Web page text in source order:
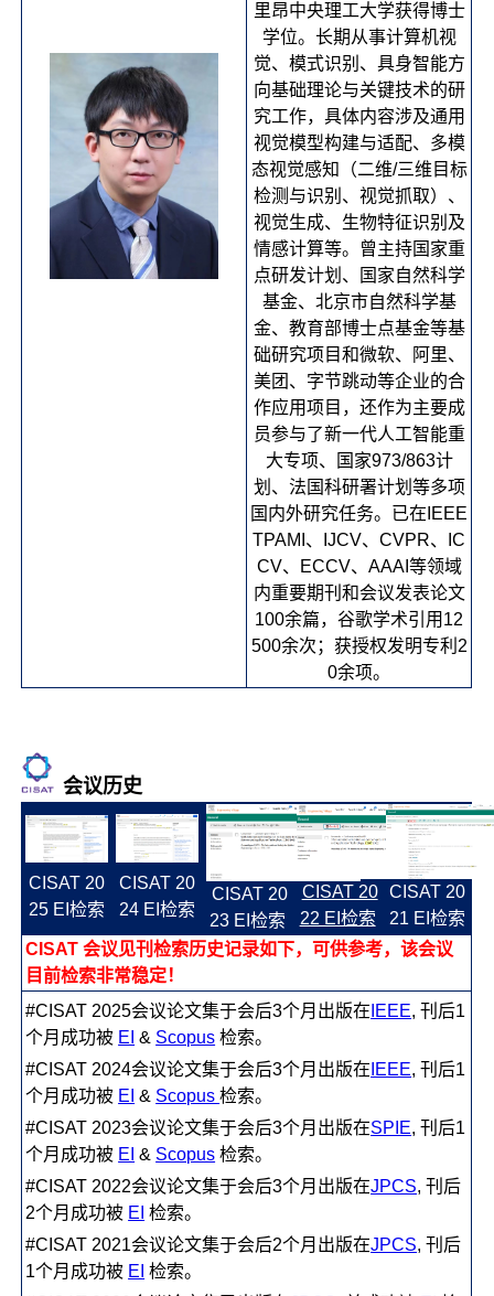
里昂中央理工大学获得博士
学位。长期从事计算机视
觉、模式识别、具身智能方
向基础理论与关键技术的研
究工作，具体内容涉及通用
视觉模型构建与适配、多模
态视觉感知（二维/三维目标
检测与识别、视觉抓取）、
视觉生成、生物特征识别及
情感计算等。曾主持国家重
点研发计划、国家自然科学
基金、北京市自然科学基
金、教育部博士点基金等基
础研究项目和微软、阿里、
美团、字节跳动等企业的合
作应用项目，还作为主要成
员参与了新一代人工智能重
大专项、国家973/863计
划、法国科研署计划等多项
国内外研究任务。已在IEEE
TPAMI、IJCV、CVPR、IC
CV、ECCV、AAAI等领域
内重要期刊和会议发表论文
100余篇，谷歌学术引用12
500余次；获授权发明专利2
0余项。
会议历史
CISAT 20
25 EI检索
CISAT 20
24 EI检索
CISAT 20
23 EI检索
CISAT 20
22 EI检索
CISAT 20
21 EI检索
CISAT 会议见刊检索历史记录如下，可供参考，该会议
目前检索非常稳定！
#CISAT 2025会议论文集于会后3个月出版在 IEEE, 刊后1
个月成功被 EI & Scopus 检索。
#CISAT 2024会议论文集于会后3个月出版在 IEEE, 刊后1
个月成功被 EI & Scopus检索。
#CISAT 2023会议论文集于会后3个月出版在SPIE, 刊后1
个月成功被 EI & Scopus 检索。
#CISAT 2022会议论文集于会后3个月出版在JPCS, 刊后
2个月成功被 EI 检索。
#CISAT 2021会议论文集于会后2个月出版在JPCS, 刊后
1个月成功被 EI 检索。